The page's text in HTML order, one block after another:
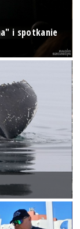
i spotkanie